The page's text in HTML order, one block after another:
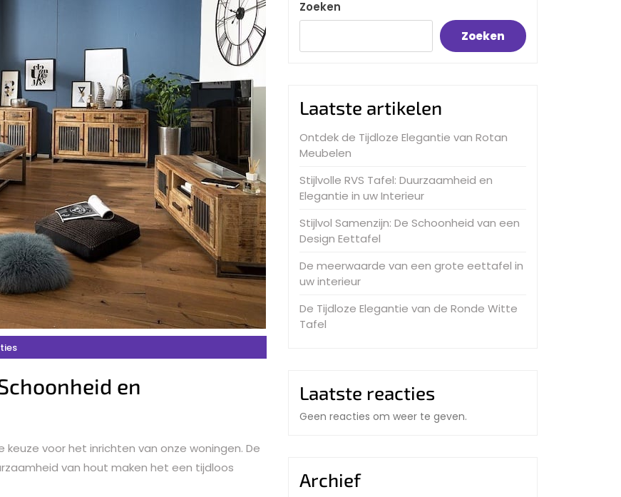
en
voor het inrichten van onze woningen. De
van hout maken het een tijdloos
Zoeken
Zoeken
Laatste artikelen
Ontdek de Tijdloze Elegantie van Rotan
Meubelen
Stijlvolle RVS Tafel: Duurzaamheid en
Elegantie in uw Interieur
Stijlvol Samenzijn: De Schoonheid van een
Design Eettafel
De meerwaarde van een grote eettafel in
uw interieur
De Tijdloze Elegantie van de Ronde Witte
Tafel
Laatste reacties
Geen reacties om weer te geven.
Archief